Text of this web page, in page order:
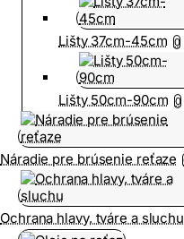
Lišty 37cm-45cm 0
Lišty 50cm-90cm 0
Náradie pre brúsenie reťaze
Ochrana hlavy, tváre a sluchu